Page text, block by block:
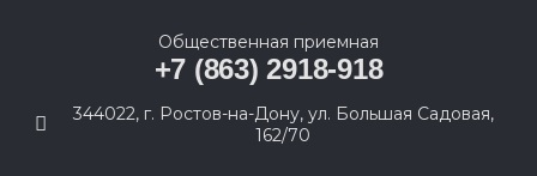
Общественная приемная
+7 (863) 2918-918
344022, г. Ростов-на-Дону, ул. Большая Садовая,
162/70